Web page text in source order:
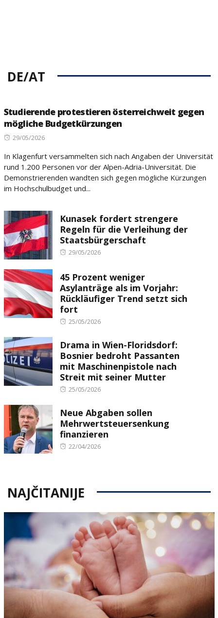
DE/AT
Studierende protestieren österreichweit gegen
mögliche Budgetkürzungen
Posted
29/05/2026
In Klagenfurt versammelten sich nach Angaben der Universität
rund 1.200 Personen vor der Alpen-Adria-Universität. Die
Demonstrierenden wandten sich gegen mögliche Kürzungen
im Hochschulbudget und...
Kunasek fordert strengere
Regeln für die Verleihung der
Staatsbürgerschaft
Posted
29/05/2026
45 Prozent weniger
Asylanträge als im Vorjahr:
Rückläufiger Trend setzt sich
fort
Posted
25/05/2026
Drama in Wien-Floridsdorf:
Bosnier bedroht Passanten
mit Maschinenpistole nach
Streit mit seiner Mutter
Posted
25/05/2026
Neue Abgaben sollen
Mehrwertsteuersenkung
finanzieren
Posted
22/04/2026
NAJČITANIJE